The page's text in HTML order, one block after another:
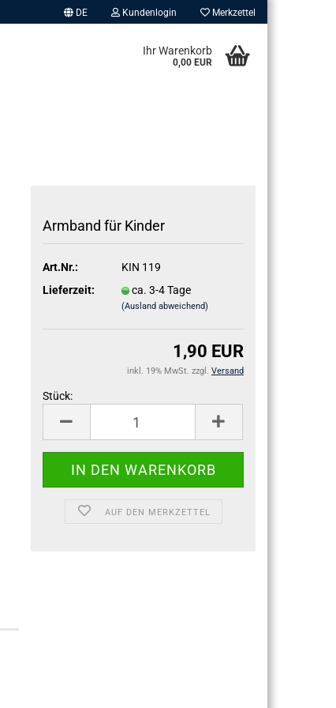
DE Kundenlogin Merkzettel
Ihr Warenkorb
0,00 EUR
Arm­band für Kin­der
Art.Nr.:
KIN 119
Lieferzeit:
ca. 3-4 Tage
(Ausland abweichend)
1,90 EUR
inkl. 19% MwSt. zzgl. Versand
Stück:
Stück
AUF DEN MERKZETTEL